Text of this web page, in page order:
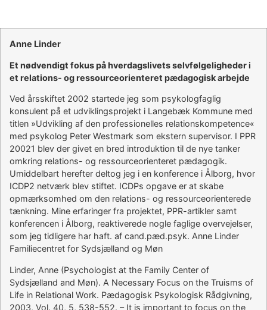
Anne Linder
Et nødvendigt fokus på hverdagslivets selvfølgeligheder i
et relations- og ressourceorienteret pædagogisk arbejde
Ved årsskiftet 2002 startede jeg som psykologfaglig
konsulent på et udviklingsprojekt i Langebæk Kommune med
titlen »Udvikling af den professionelles relationskompetence«
med psykolog Peter Westmark som ekstern supervisor. I PPR
20021 blev der givet en bred introduktion til de nye tanker
omkring relations- og ressourceorienteret pædagogik.
Umiddelbart herefter deltog jeg i en konference i Ålborg, hvor
ICDP2 netværk blev stiftet. ICDPs opgave er at skabe
opmærksomhed om den relations- og ressourceorienterede
tænkning. Mine erfaringer fra projektet, PPR-artikler samt
konferencen i Ålborg, reaktiverede nogle faglige overvejelser,
som jeg tidligere har haft. af cand.pæd.psyk. Anne Linder
Familiecentret for Sydsjælland og Møn
Linder, Anne (Psychologist at the Family Center of
Sydsjælland and Møn). A Necessary Focus on the Truisms of
Life in Relational Work. Pædagogisk Psykologisk Rådgivning,
2003, Vol. 40, 5, 538-552. – It is important to focus on the